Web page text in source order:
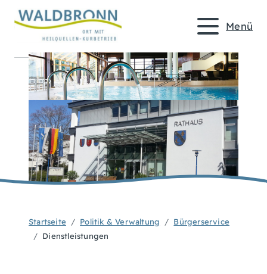
Menü
Startseite Politik & Verwaltung
Bürgerservice
Dienstleistungen